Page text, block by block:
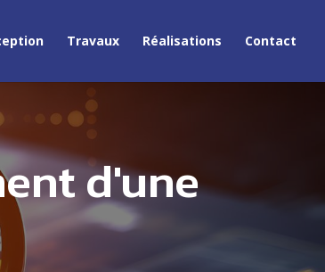
Travaux Réalisations Contact
d'une